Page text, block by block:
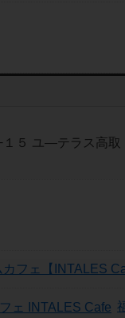
１５ ユ―テラス高取
フェ【INTALES